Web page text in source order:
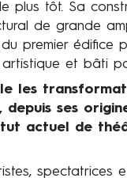
plus tôt. Sa
de grande
premier édifice
et bâti
les
depuis ses
actuel de
spectatrices